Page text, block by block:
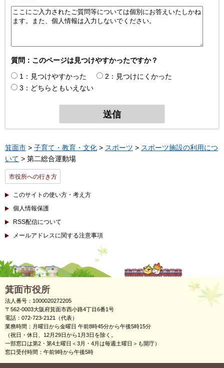
質問：このページは見つけやすかったですか？
1：見つけやすかった
2：見つけにくかった
3：どちらともいえない
箕面市 > 子育て・教育・文化 > スポーツ > スポーツ施設の利用につ
いて > 第二総合運動場
市役所への行き方
このサイトの使い方・考え方
個人情報保護
RSS配信について
メールアドレスに関する注意事項
箕面市役所
法人番号：1000020272205
〒562-0003大阪府箕面市西小路4丁目6番1号
電話：072-723-2121（代表）
業務時間：月曜日から金曜日 午前8時45分から午後5時15分
（祝日・休日、12月29日から1月3日を除く。
一部窓口は第2・第4土曜日＜3月・4月は毎週土曜日＞も開庁）
窓口受付時間：午前9時から午後5時